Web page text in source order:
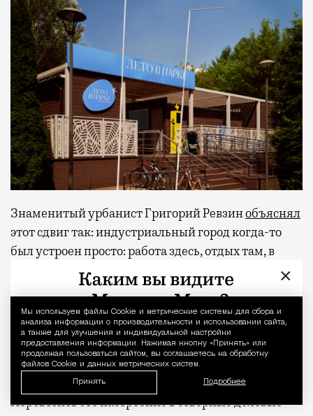
Уведомление
Мы используем файлы Сookie и метрические системы для сбора и
анализа информации о производительности и использовании сайта,
а также для улучшения и индивидуальной настройки
предоставления информации. Нажимая кнопку «Принять» или
продолжая пользоваться сайтом, вы соглашаетесь на обработку
файлов Cookie и данных метрических систем.
Принять Подробнее
Знаменитый урбанист Григорий Ревзинобъяснял
этот сдвиг так: индустриальный город когда-то
был устроен просто: работа здесь, отдых там, в
специально выстроенных под это городах вроде
Сочи, Ялты и Ессентуков, куда советского человека
организованно вывозили по путевке и включали в
отлаженный механизм-конвейер санаторного
быта. Под эту задачу работало все, от архитектуры
до столовых и транспорта, а курортное настроение
потом транслировали кино и цветные плакаты.
Перевозить это настроение в северные деловые
×